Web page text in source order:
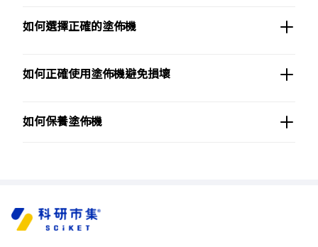
如何選擇正確的塗佈機
如何正確使用塗佈機避免損壞
如何保養塗佈機